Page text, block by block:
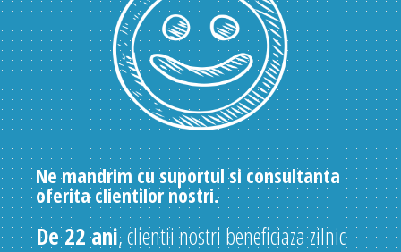
Ne mandrim cu suportul si consultanta
oferita clientilor nostri.
De 22 ani, clientii nostri beneficiaza zilnic